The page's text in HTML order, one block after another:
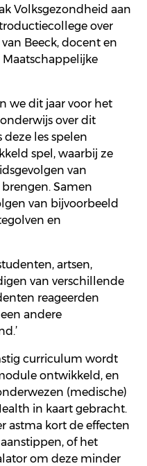
Volksgezondheid aan
e over
van Beeck, docent en
we dit jaar voor het
over dit
deze es spelen
spel, waarbij ze
van
Samen
van bijvoorbeeld
en
artsen,
van verschillende
reageerden
andere
curriculum wordt
ontwikkeld, en
(medische)
in kaart gebracht.
astma kort de effecten
of het
om deze minder